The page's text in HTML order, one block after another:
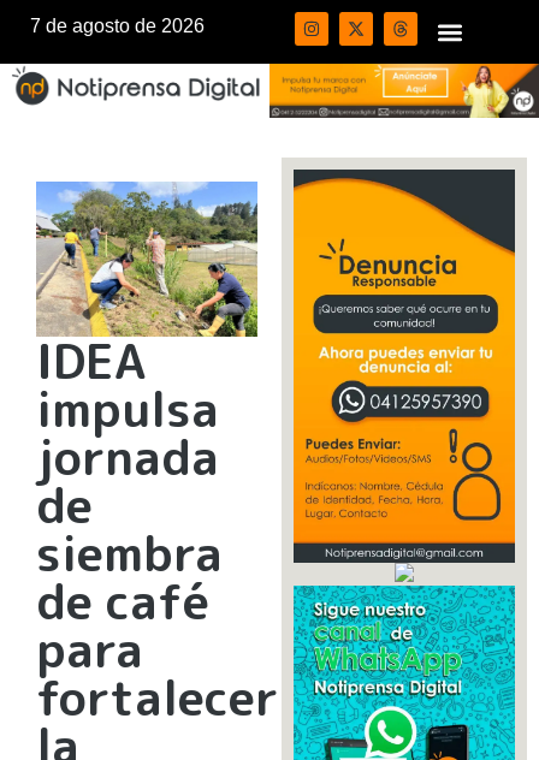
7 de agosto de 2026
IDEA
impulsa
jornada
de
siembra
de café
para
fortalecer
la